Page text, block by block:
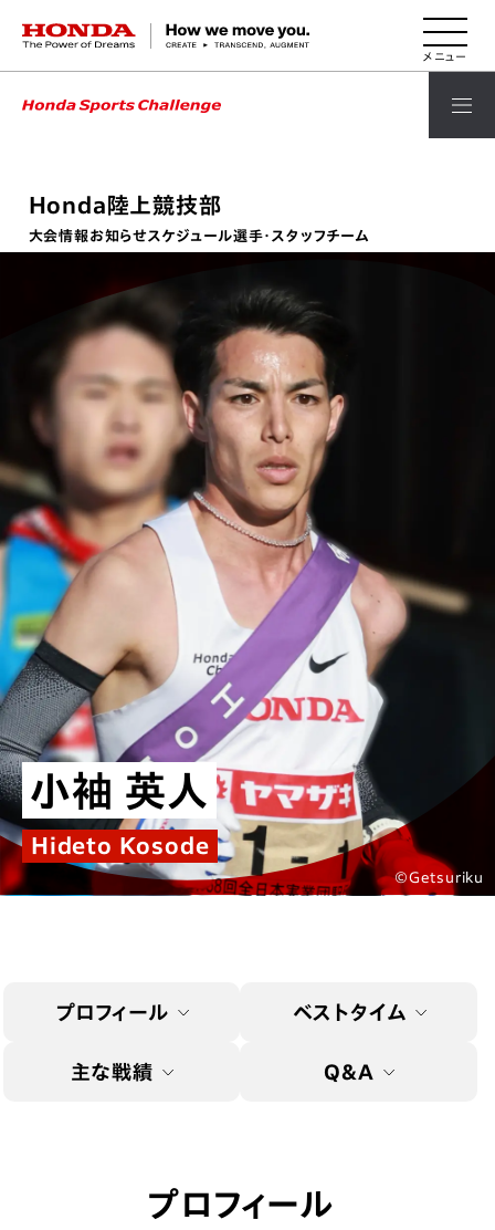
HONDA The Power of Dreams
Honda陸上競技部
大会情報お知らせスケジュール選手・スタッフチーム
小袖 英人
Hideto Kosode
©Getsuriku
プロフィール ベストタイム
主な戦績 Q&A
プロフィール